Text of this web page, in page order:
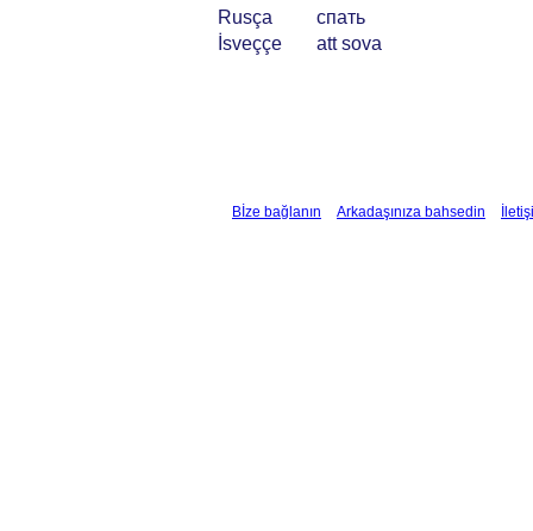
Rusça
спать
İsveççe
att sova
Bİze bağlanın Arkadaşınıza bahsedin